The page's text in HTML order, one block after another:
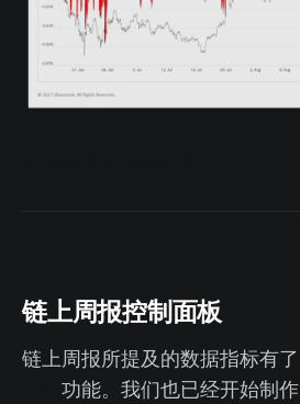
链上周报控制面板
链上周报所提及的数据指标有了
功能。我们也已经开始制作